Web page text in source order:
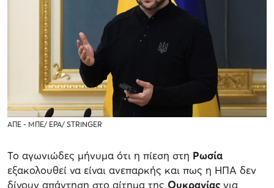
ΑΠΕ - ΜΠΕ/ EPA/ STRINGER
Το αγωνιώδες μήνυμα ότι η πίεση στη Ρωσία
εξακολουθεί να είναι ανεπαρκής και πως η ΗΠΑ δεν
δίνουν απάντηση στο αίτημα της Ουκρανίαςγια